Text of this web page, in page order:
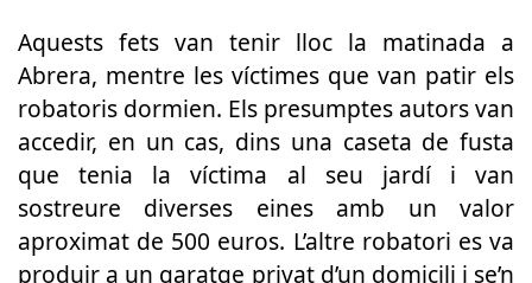
Aquests fets van tenir lloc la matinada a
Abrera, mentre les víctimes que van patir els
robatoris dormien. Els presumptes autors van
accedir, en un cas, dins una caseta de fusta
que tenia la víctima al seu jardí i van
sostreure diverses eines amb un valor
aproximat de 500 euros. L’altre robatori es va
produir a un garatge privat d’un domicili i se’n